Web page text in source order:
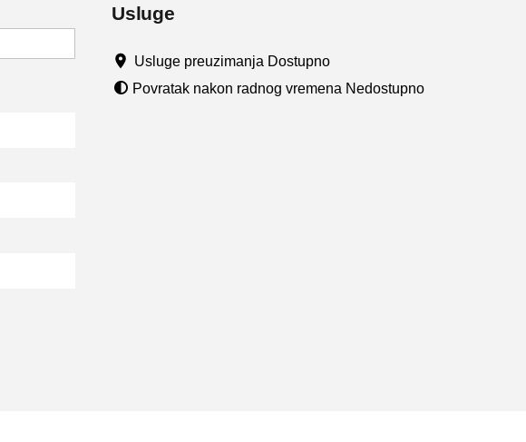
Usluge
Usluge preuzimanja Dostupno
Povratak nakon radnog vremena Nedostupno